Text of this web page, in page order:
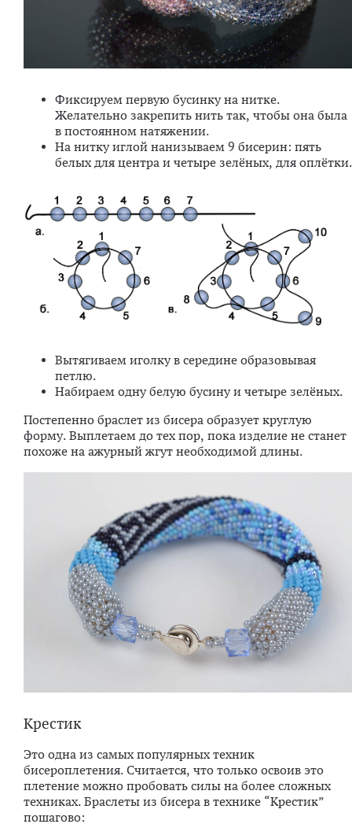
Фиксируем первую бусинку на нитке.
Желательно закрепить нить так, чтобы она была
в постоянном натяжении.
На нитку иглой нанизываем 9 бисерин: пять
белых для центра и четыре зелёных, для оплётки.
Вытягиваем иголку в середине образовывая
петлю.
Набираем одну белую бусину и четыре зелёных.
Постепенно браслет из бисера образует круглую
форму. Выплетаем до тех пор, пока изделие не станет
похоже на ажурный жгут необходимой длины.
Крестик
Это одна из самых популярных техник
бисероплетения. Считается, что только освоив это
плетение можно пробовать силы на более сложных
техниках. Браслеты из бисера в технике “Крестик”
пошагово: